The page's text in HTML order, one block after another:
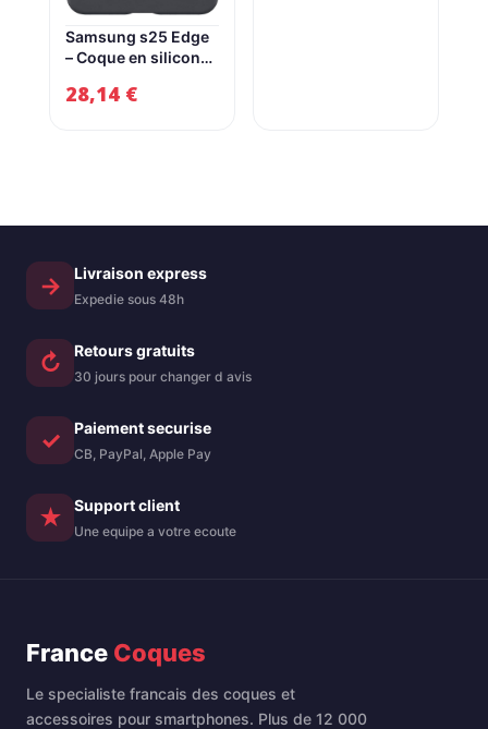
Samsung s25 Edge
– Coque en silicone
Edge noire
28,14 €
→ Livraison express
Expedie sous 48h
↻ Retours gratuits
30 jours pour changer d avis
✓ Paiement securise
CB, PayPal, Apple Pay
★ Support client
Une equipe a votre ecoute
France Coques
Le specialiste francais des coques et
accessoires pour smartphones. Plus de 12 000